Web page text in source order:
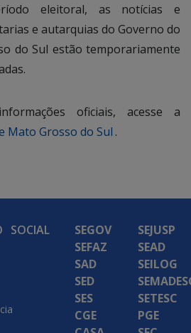
eleitoral, as notícias e
e autarquias do Governo do
do Sul estão temporariamente
oficiais, acesse a
Mato Grosso do Sul .
SOCIAL
SEGOV
SEFAZ
SAD
SED
SES
CGE
SEJUSP
SEAD
SEILOG
SETESC
PGE